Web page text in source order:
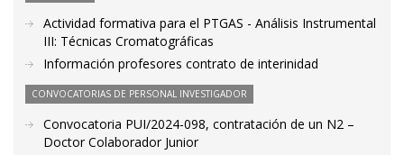
Actividad formativa para el PTGAS - Análisis Instrumental
III: Técnicas Cromatográficas
Información profesores contrato de interinidad
CONVOCATORIAS DE PERSONAL INVESTIGADOR
Convocatoria PUI/2024-098, contratación de un N2 –
Doctor Colaborador Junior